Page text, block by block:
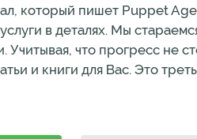
который пишет Puppet
в деталях. Мы
Учитывая, что прогресс не
и книги для Вас. Это